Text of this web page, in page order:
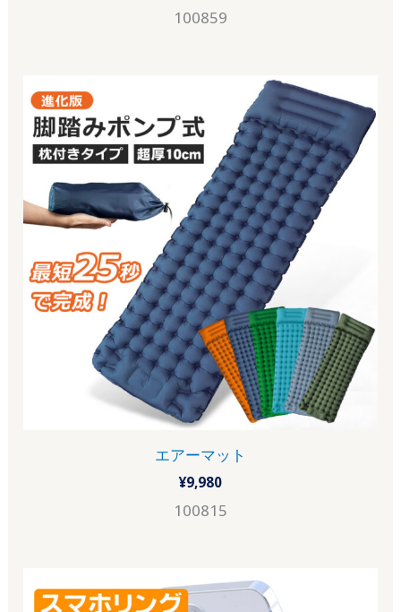
100859
エアーマット
¥9,980
100815